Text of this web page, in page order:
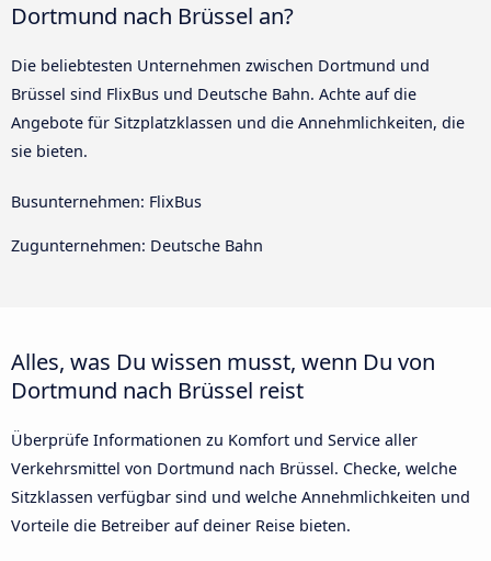
Dortmund nach Brüssel an?
Die beliebtesten Unternehmen zwischen Dortmund und
Brüssel sind FlixBus und Deutsche Bahn. Achte auf die
Angebote für Sitzplatzklassen und die Annehmlichkeiten, die
sie bieten.
Busunternehmen: FlixBus
Zugunternehmen: Deutsche Bahn
Alles, was Du wissen musst, wenn Du von
Dortmund nach Brüssel reist
Überprüfe Informationen zu Komfort und Service aller
Verkehrsmittel von Dortmund nach Brüssel. Checke, welche
Sitzklassen verfügbar sind und welche Annehmlichkeiten und
Vorteile die Betreiber auf deiner Reise bieten.